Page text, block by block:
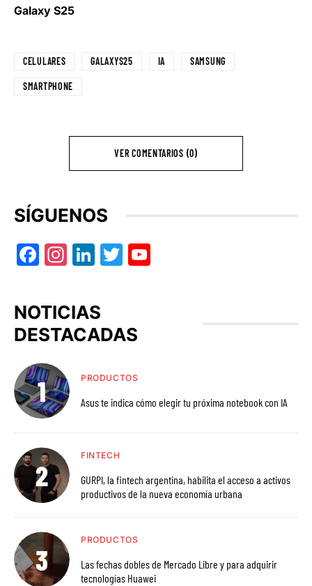
Galaxy S25
CELULARES GALAXYS25 IA SAMSUNG
SMARTPHONE
VER COMENTARIOS (0)
SÍGUENOS
Facebook
Instagram
LinkedIn
Twitter
NOTICIAS
DESTACADAS
PRODUCTOS
Asus te indica cómo elegir tu próxima notebook con IA
FINTECH
GURPI, la fintech argentina, habilita el acceso a activos
productivos de la nueva economía urbana
PRODUCTOS
Las fechas dobles de Mercado Libre y para adquirir
tecnologías Huawei